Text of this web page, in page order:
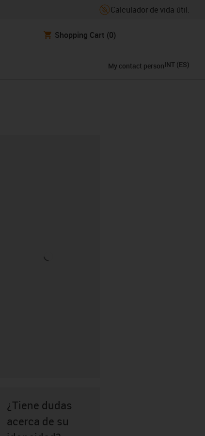
Calculador de vida útil.
Shopping Cart (0)
My contact personINT (ES)
¿Tiene dudas
acerca de su